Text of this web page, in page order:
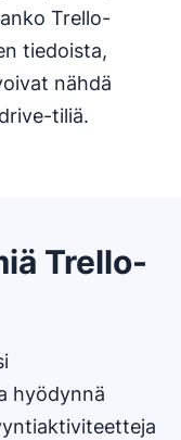
Trello-
tiedoista,
nähdä
tiliä.
Trello-
hyödynnä